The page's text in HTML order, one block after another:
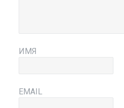
ИМЯ
EMAIL